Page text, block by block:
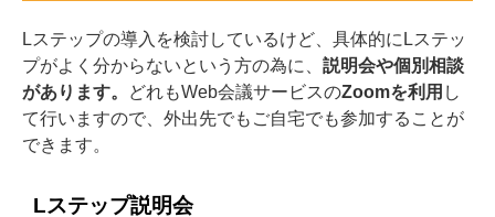
Lステップの導入を検討しているけど、具体的にLステッ
プがよく分からないという方の為に、 説明会や個別相談
があります。
どれもWeb会議サービスのZoomを利用 し
て行いますので、外出先でもご自宅でも参加することが
できます。
Lステップ説明会